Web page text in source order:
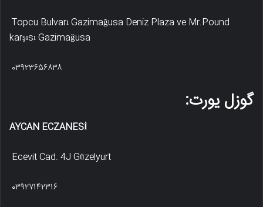
Topcu Bulvarı Gazimağusa Deniz Plaza ve Mr.Pound
karşısı Gazimağusa
۰۳۹۲۳۶۵۶۸۳۸
گوزل یورت:
AYCAN ECZANESİ
Ecevit Cad. 4J Güzelyurt
۰۳۹۲۷۱۴۲۳۱۶